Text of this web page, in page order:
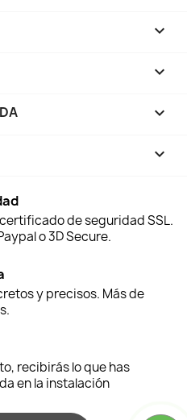


keyboard_arrow_down

de seguridad SSL.
o 3D Secure.
y precisos. Más de
recibirás lo que has
en la instalación